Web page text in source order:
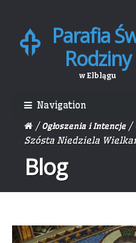
Skip
to
navigation
Skip
to
content
Parafia
Rodziny
w Elblągu
Navigation
/Ogłoszenia i Intencje/
Szósta Niedziela
Blog